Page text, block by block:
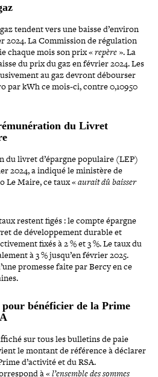
tendent vers une baisse d’environ
2024. La Commission de régu­la­tion
chaque mois son prix «repère». La
du prix du gaz en février 2024. Les
au gaz devront débourser
par kWh ce mois-​ci, contre 0,10950
du Livret
du livret d’épargne populaire (LEP)
2024, a indiqué le ministère de
Le Maire, ce taux «aurait dû baisser
restent figés : le compte épargne
de déve­lop­pe­ment durable et
fixés à 2 % et 3 %. Le taux du
à 3 % jusqu’en février 2025.
promesse faite par Bercy en ce
béné­fi­cier de la Prime
sur tous les bulletins de paie
le montant de référence à déclarer
d’activité et du RSA.
à «l’ensemble des sommes